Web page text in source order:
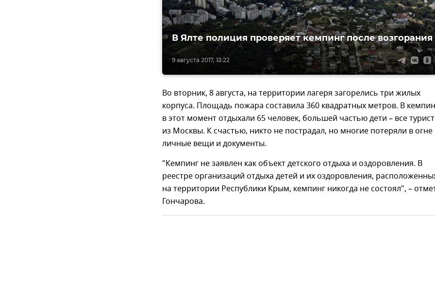
9 августа 2017, 13:22
В Ялте полиция проверяет кемпинг после возгорания
Во вторник, 8 августа, на территории лагеря загорелись три жилых
корпуса. Площадь пожара составила 360 квадратных метров. В
в этот момент отдыхали 65 человек, большей частью дети – все
из Москвы. К счастью, никто не пострадал, но многие потеряли в огне
личные вещи и документы.
"Кемпинг не заявлен как объект детского отдыха и оздоровления. В
реестре организаций отдыха детей и их оздоровления,
на территории Республики Крым, кемпинг никогда не состоял", –
Гончарова.